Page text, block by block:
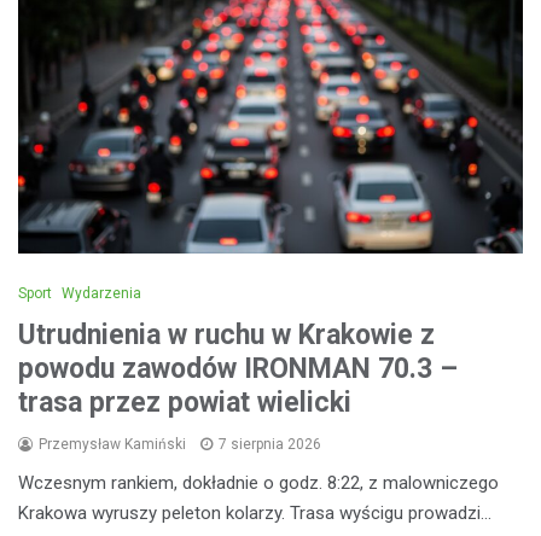
Sport Wydarzenia
Utrudnienia w ruchu w Krakowie z
powodu zawodów IRONMAN 70.3 –
trasa przez powiat wielicki
Przemysław Kamiński 7 sierpnia 2026
Wczesnym rankiem, dokładnie o godz. 8:22, z malowniczego
Krakowa wyruszy peleton kolarzy. Trasa wyścigu prowadzi…